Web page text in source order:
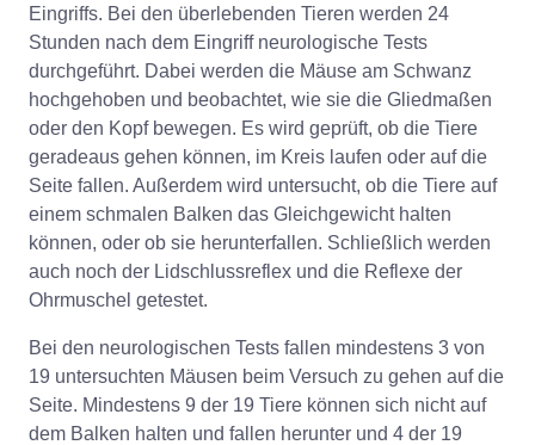
Eingriffs. Bei den überlebenden Tieren werden 24
Stunden nach dem Eingriff neurologische Tests
durchgeführt. Dabei werden die Mäuse am Schwanz
hochgehoben und beobachtet, wie sie die Gliedmaßen
oder den Kopf bewegen. Es wird geprüft, ob die Tiere
geradeaus gehen können, im Kreis laufen oder auf die
Seite fallen. Außerdem wird untersucht, ob die Tiere auf
einem schmalen Balken das Gleichgewicht halten
können, oder ob sie herunterfallen. Schließlich werden
auch noch der Lidschlussreflex und die Reflexe der
Ohrmuschel getestet.
Bei den neurologischen Tests fallen mindestens 3 von
19 untersuchten Mäusen beim Versuch zu gehen auf die
Seite. Mindestens 9 der 19 Tiere können sich nicht auf
dem Balken halten und fallen herunter und 4 der 19